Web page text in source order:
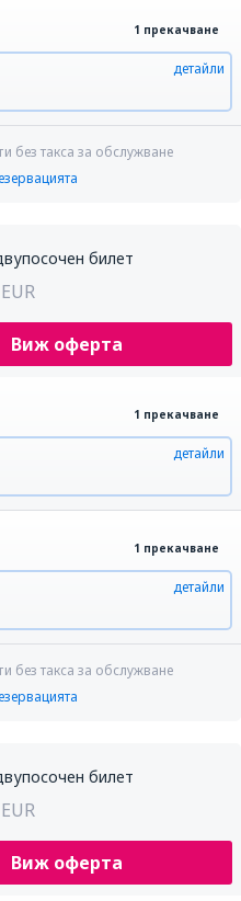
1 прекачване
детайли
без такса за обслужване
билет
EUR
Виж оферта
1 прекачване
детайли
1 прекачване
детайли
без такса за обслужване
билет
EUR
Виж оферта